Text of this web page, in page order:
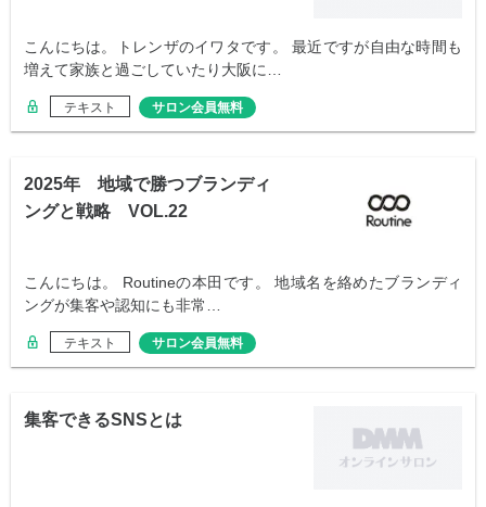
こんにちは。トレンザのイワタです。 最近ですが自由な時間も
増えて家族と過ごしていたり大阪に…
テキスト サロン会員無料
2025年 地域で勝つブランディ
ングと戦略 VOL.22
こんにちは。 Routineの本田です。 地域名を絡めたブランディ
ングが集客や認知にも非常…
テキスト サロン会員無料
集客できるSNSとは